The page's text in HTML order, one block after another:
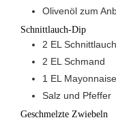
Olivenöl zum
Schnittlauch-Dip
2 EL
2 EL Schmand
1 EL Mayonnaise
Salz und Pfeffer
Geschmelzte Zwiebeln